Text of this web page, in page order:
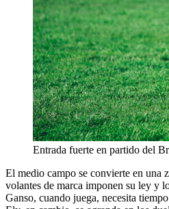
Entrada fuerte en partido del
El medio campo se convierte en una
volantes de marca imponen su ley y
Ganso, cuando juega, necesita